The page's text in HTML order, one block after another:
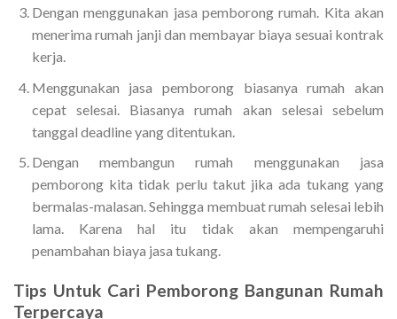
Dengan menggunakan jasa pemborong rumah. Kita akan
menerima rumah janji dan membayar biaya sesuai kontrak
kerja.
Menggunakan jasa pemborong biasanya rumah akan
cepat selesai. Biasanya rumah akan selesai sebelum
tanggal deadline yang ditentukan.
Dengan membangun rumah menggunakan jasa
pemborong kita tidak perlu takut jika ada tukang yang
bermalas-malasan. Sehingga membuat rumah selesai lebih
lama. Karena hal itu tidak akan mempengaruhi
penambahan biaya jasa tukang.
Tips Untuk Cari Pemborong Bangunan Rumah
Terpercaya